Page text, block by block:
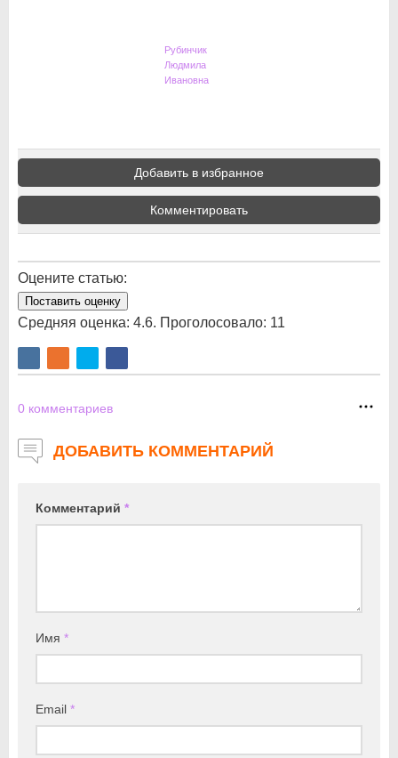
Рубинчик
Людмила
Ивановна
Добавить в избранное
Комментировать
Оцените статью:
Поставить оценку
Средняя оценка: 4.6. Проголосовало: 11
0 комментариев
ДОБАВИТЬ КОММЕНТАРИЙ
Комментарий *
Имя *
Email *